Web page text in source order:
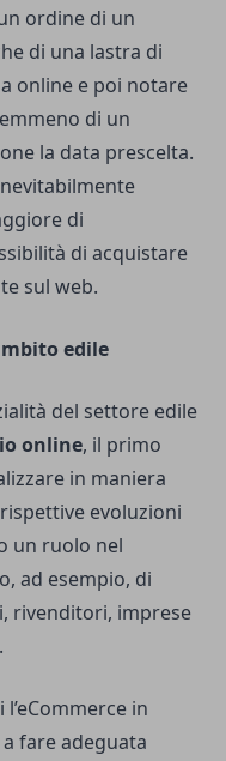
ordine di un
di una lastra di
online e poi notare
di un
la data prescelta.
di
di acquistare
sul web.
edile
del settore edile
online, il primo
in maniera
evoluzioni
un ruolo nel
ad esempio, di
rivenditori, imprese
in
fare adeguata